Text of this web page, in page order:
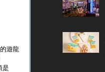
遊龍
是